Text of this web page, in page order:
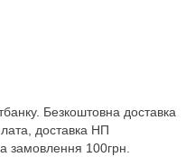
Безкоштовна доставка
доставка НП
замовлення 100грн.